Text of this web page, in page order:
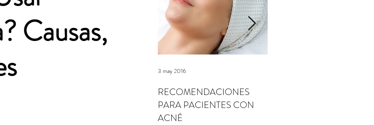
RECOMENDACIONES
PARA PACIENTES CON
ACNÉ
3 may 2016
Causas,